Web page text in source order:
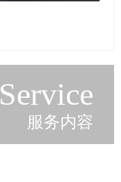
Service
服务内容